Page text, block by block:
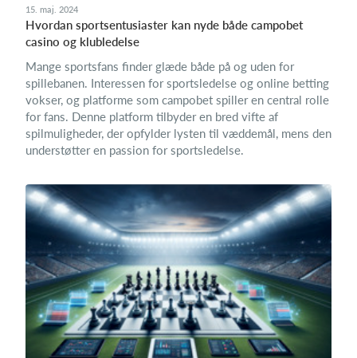
15. maj. 2024
Hvordan sportsentusiaster kan nyde både campobet
casino og klubledelse
Mange sportsfans finder glæde både på og uden for
spillebanen. Interessen for sportsledelse og online betting
vokser, og platforme som campobet spiller en central rolle
for fans. Denne platform tilbyder en bred vifte af
spilmuligheder, der opfylder lysten til væddemål, mens den
understøtter en passion for sportsledelse.